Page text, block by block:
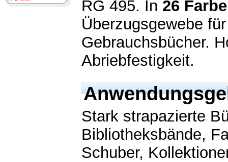
RG 495. In 26
Überzugsgewebe
Gebrauchsbücher.
Abriebfestigkeit.
Stark strapazierte
Bibliotheksbände,
Schuber,